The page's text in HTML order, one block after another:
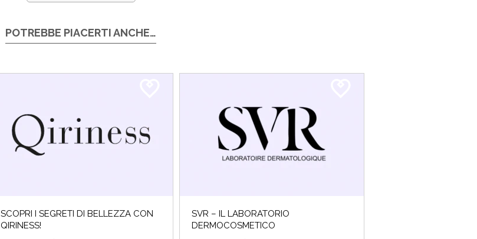
POTREBBE PIACERTI ANCHE…
SCOPRI I SEGRETI DI BELLEZZA CON
QIRINESS!
SVR – IL LABORATORIO
DERMOCOSMETICO